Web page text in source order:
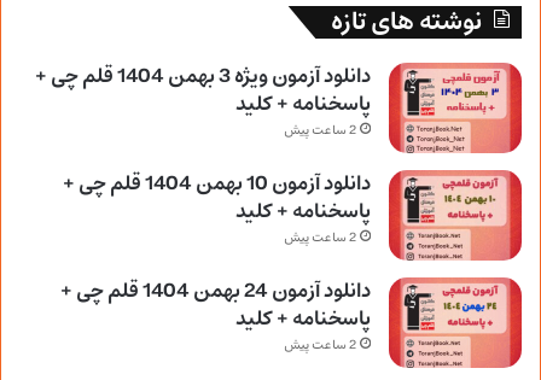
نوشته های تازه
دانلود آزمون ویژه 3 بهمن 1404 قلم چی +
پاسخنامه + کلید
2 ساعت پیش
دانلود آزمون 10 بهمن 1404 قلم چی +
پاسخنامه + کلید
2 ساعت پیش
دانلود آزمون 24 بهمن 1404 قلم چی +
پاسخنامه + کلید
2 ساعت پیش